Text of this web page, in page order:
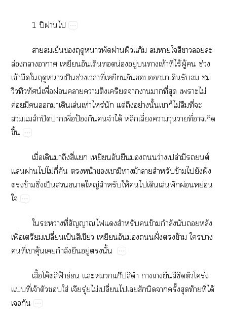
1​ปี​ผ่​
​​​​​​​ผ่​​ก้​​​​​​​​
ล่​​​​​​​น่​ู่​​​ท้​ี่​ไร้​ู้​​ช่​
ช้​​​​​ป็​ช่​​ี่​​​​​​​​​​
​น์​ื่​ผ่​​​​​​​​ี่​​​ไม่​
ค่​​​​​​ล่​ท่​ร่​ต่​​ย่​ั้​​​ไม่​​ี่​​
ส์ปิ​​ื่​ป้​​​​ได้​ี่​​ุ่​​ี่​​​
ึ้
ื่​​​​ี่​​​​​​​ว่​ปล่​​​ต์​
ล่​ผ่​​ไม่​ี่​​​น้​​​​​ม้​​​ข้​​​ฝั่​
​ข้​ึ่​ป็​​​ญ่​​ให้​​​​ล่​​ผ่​ย่​

​ว่​ี่​​​​​​ข้​ำ​​​​
ื่​​ปี่​ป็​​​​​​​ฝั่​​ข้​​​
​ี่​​ุ้​​ำ​​ู่​​ั้
ื้โค้​ฟ้​อ่​​​ก๊​​​​​​​​ร่​
​ี่​จ้​​​ใส่​ุ่​ไม่​ปี่​​​​​​ั้​​ท้​ี่​ได้​
​